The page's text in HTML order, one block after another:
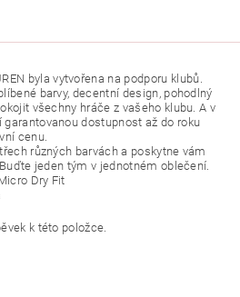
byla vytvořena na podporu klubů.
barvy, decentní design, pohodlný
všechny hráče z vašeho klubu. A v
dostupnost až do roku
cenu.
různých barvách a poskytne vám
jeden tým v jednotném oblečení.
Dry Fit
k této položce.